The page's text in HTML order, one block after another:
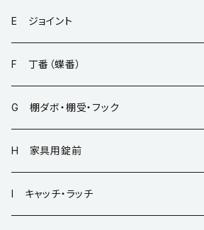
E ジョイント
F 丁番（蝶番）
G 棚ダボ・棚受・フック
H 家具用錠前
I キャッチ・ラッチ